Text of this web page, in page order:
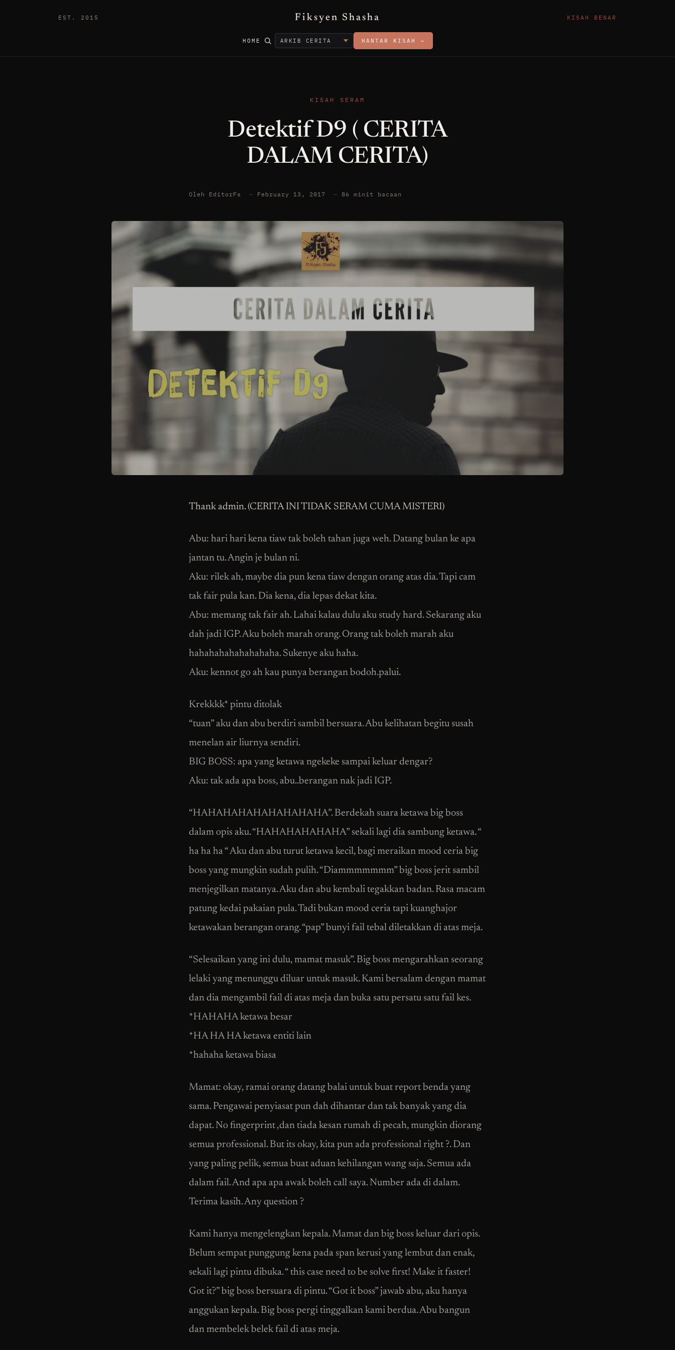
EST. 2015 Fiksyen Shasha KISAH BENAR
HOME HANTAR KISAH →
KISAH SERAM
Detektif D9 ( CERITA
DALAM CERITA)
Oleh EditorFs — February 13, 2017 — 86 minit bacaan
Thank admin. (CERITA INI TIDAK SERAM CUMA MISTERI)
Abu: hari hari kena tiaw tak boleh tahan juga weh. Datang bulan ke apa
jantan tu. Angin je bulan ni.
Aku: rilek ah, maybe dia pun kena tiaw dengan orang atas dia. Tapi cam
tak fair pula kan. Dia kena, dia lepas dekat kita.
Abu: memang tak fair ah. Lahai kalau dulu aku study hard. Sekarang aku
dah jadi IGP. Aku boleh marah orang. Orang tak boleh marah aku
hahahahahahahahaha. Sukenye aku haha.
Aku: kennot go ah kau punya berangan bodoh.palui.
Krekkkk* pintu ditolak
“tuan” aku dan abu berdiri sambil bersuara. Abu kelihatan begitu susah
menelan air liurnya sendiri.
BIG BOSS: apa yang ketawa ngekeke sampai keluar dengar?
Aku: tak ada apa boss, abu..berangan nak jadi IGP.
“HAHAHAHAHAHAHAHAHA”. Berdekah suara ketawa big boss
dalam opis aku. “HAHAHAHAHAHA” sekali lagi dia sambung ketawa. “
ha ha ha “ Aku dan abu turut ketawa kecil, bagi meraikan mood ceria big
boss yang mungkin sudah pulih. “Diammmmmmm” big boss jerit sambil
menjegilkan matanya. Aku dan abu kembali tegakkan badan. Rasa macam
patung kedai pakaian pula. Tadi bukan mood ceria tapi kuanghajor
ketawakan berangan orang. “pap” bunyi fail tebal diletakkan di atas meja.
“Selesaikan yang ini dulu, mamat masuk”. Big boss mengarahkan seorang
lelaki yang menunggu diluar untuk masuk. Kami bersalam dengan mamat
dan dia mengambil fail di atas meja dan buka satu persatu satu fail kes.
*HAHAHA ketawa besar
*HA HA HA ketawa entiti lain
*hahaha ketawa biasa
Mamat: okay, ramai orang datang balai untuk buat report benda yang
sama. Pengawai penyiasat pun dah dihantar dan tak banyak yang dia
dapat. No fingerprint ,dan tiada kesan rumah di pecah, mungkin diorang
semua professional. But its okay, kita pun ada professional right ?. Dan
yang paling pelik, semua buat aduan kehilangan wang saja. Semua ada
dalam fail. And apa apa awak boleh call saya. Number ada di dalam.
Terima kasih. Any question ?
Kami hanya mengelengkan kepala. Mamat dan big boss keluar dari opis.
Belum sempat punggung kena pada span kerusi yang lembut dan enak,
sekali lagi pintu dibuka. “ this case need to be solve first! Make it faster!
Got it?” big boss bersuara di pintu. “Got it boss” jawab abu, aku hanya
anggukan kepala. Big boss pergi tinggalkan kami berdua. Abu bangun
dan membelek belek fail di atas meja.